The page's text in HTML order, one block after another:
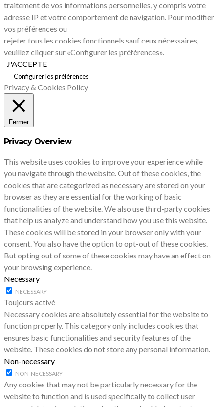
traitement de vos informations personnelles, y compris votre
adresse IP et votre comportement de navigation. Pour modifier
vos préférences ou
rejeter tous les cookies fonctionnels sauf ceux nécessaires,
veuillez cliquer sur «Configurer les préférences».
J'ACCEPTE
Configurer les préférences
Privacy & Cookies Policy
Fermer
Privacy Overview
This website uses cookies to improve your experience while
you navigate through the website. Out of these cookies, the
cookies that are categorized as necessary are stored on your
browser as they are essential for the working of basic
functionalities of the website. We also use third-party cookies
that help us analyze and understand how you use this website.
These cookies will be stored in your browser only with your
consent. You also have the option to opt-out of these cookies.
But opting out of some of these cookies may have an effect on
your browsing experience.
Necessary
NECESSARY
Toujours activé
Necessary cookies are absolutely essential for the website to
function properly. This category only includes cookies that
ensures basic functionalities and security features of the
website. These cookies do not store any personal information.
Non-necessary
NON-NECESSARY
Any cookies that may not be particularly necessary for the
website to function and is used specifically to collect user